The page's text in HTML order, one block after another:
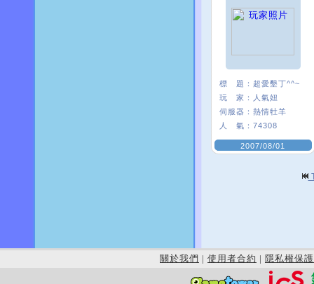
標 題： 超愛墾丁^^~
玩 家：
人氣妞
伺服器： 熱情牡羊
人 氣： 74308
2007/08/01
關於我們 | 使用者合約 | 隱私權保護